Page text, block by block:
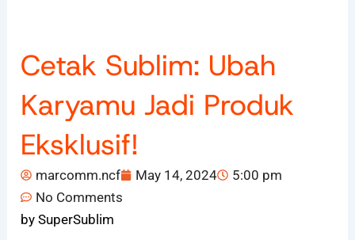
Cetak Sublim: Ubah
Karyamu Jadi Produk
Eksklusif!
marcomm.ncf May 14, 2024
5:00 pm
No Comments
by SuperSublim